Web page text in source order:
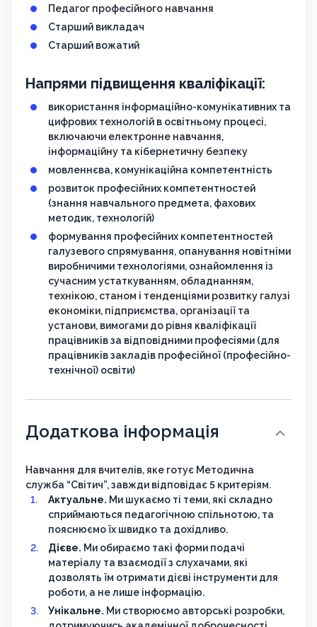
Педагог професійного навчання
Старший викладач
Старший вожатий
Напрями підвищення кваліфікації:
використання інформаційно-комунікативних та
цифрових технологій в освітньому процесі,
включаючи електронне навчання,
інформаційну та кібернетичну безпеку
мовленнєва, комунікаційна компетентність
розвиток професійних компетентностей
(знання навчального предмета, фахових
методик, технологій)
формування професійних компетентностей
галузевого спрямування, опанування новітніми
виробничими технологіями, ознайомлення із
сучасним устаткуванням, обладнанням,
технікою, станом і тенденціями розвитку галузі
економіки, підприємства, організації та
установи, вимогами до рівня кваліфікації
працівників за відповідними професіями (для
працівників закладів професійної (професійно-
технічної) освіти)
Додаткова інформація
Навчання для вчителів, яке готує Методична
служба “Світич”, завжди відповідає 5 критеріям.
Актуальне. Ми шукаємо ті теми, які складно
сприймаються педагогічною спільнотою, та
пояснюємо їх швидко та дохідливо.
Дієве. Ми обираємо такі форми подачі
матеріалу та взаємодії з слухачами, які
дозволять їм отримати дієві інструменти для
роботи, а не лише інформацію.
Унікальне. Ми створюємо авторські розробки,